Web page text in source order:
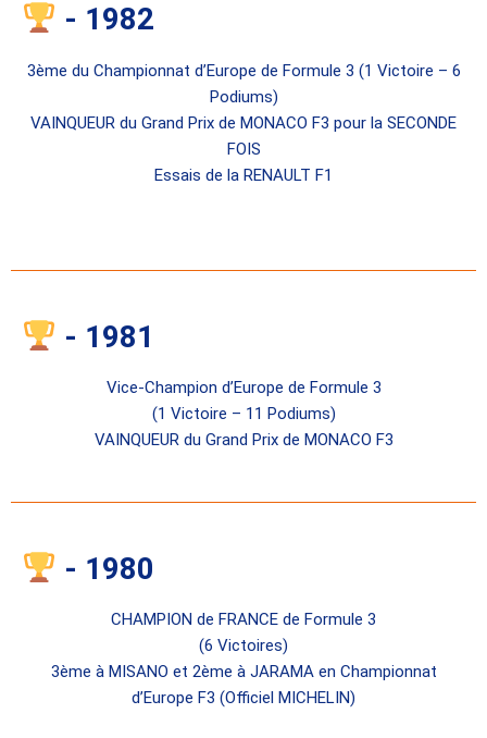
- 1982
3ème du Championnat d’Europe de Formule 3 (1 Victoire – 6
Podiums)
VAINQUEUR du Grand Prix de MONACO F3 pour la SECONDE
FOIS
Essais de la RENAULT F1
- 1981
Vice-Champion d’Europe de Formule 3
(1 Victoire – 11 Podiums)
VAINQUEUR du Grand Prix de MONACO F3
- 1980
CHAMPION de FRANCE de Formule 3
(6 Victoires)
3ème à MISANO et 2ème à JARAMA en Championnat
d’Europe F3 (Officiel MICHELIN)